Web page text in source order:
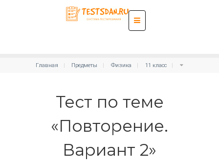
Главная Предметы Физика 11 класс
Тест по теме
«Повторение.
Вариант 2»